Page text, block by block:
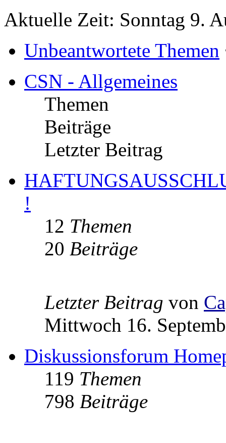
Aktuelle Zeit: Sonntag 9.
Unbeantwortete Themen
CSN - Allgemeines
Themen
Beiträge
Letzter Beitrag
!
12 Themen
20 Beiträge
Letzter Beitrag von
Mittwoch 16.
Diskussionsforum
119 Themen
798 Beiträge